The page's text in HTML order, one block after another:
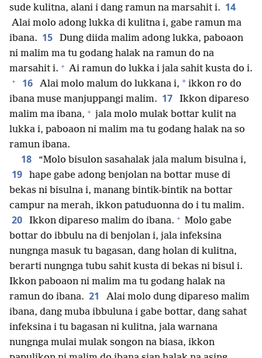
sude kulitna, alani i dang ramun na marsahit i. 14
Alai molo adong lukka di kulitna i, gabe ramun ma
ibana. 15
Dung diida malim adong lukka, paboaon
ni malim ma tu godang halak na ramun do na
marsahit i. + Ai ramun do lukka i jala sahit kusta do i.
+ 16 Alai molo malum do lukkana i, * ikkon ro do
ibana muse manjuppangi malim. 17
Ikkon dipareso
malim ma ibana, + jala molo mulak bottar kulit na
lukka i, paboaon ni malim ma tu godang halak na so
ramun ibana.
18 “Molo bisulon sasahalak jala malum bisulna i,
19
hape gabe adong benjolan na bottar muse di
bekas ni bisulna i, manang bintik-bintik na bottar
campur na merah, ikkon patuduonna do i tu malim.
20 Ikkon dipareso malim do ibana. + Molo gabe
bottar do ibbulu na di benjolan i, jala infeksina
nungnga masuk tu bagasan, dang holan di kulitna,
berarti nungnga tubu sahit kusta di bekas ni bisul i.
Ikkon paboaon ni malim ma tu godang halak na
ramun do ibana. 21
Alai molo dung dipareso malim
ibana, dang muba ibbuluna i gabe bottar, dang sahat
infeksina i tu bagasan ni kulitna, jala warnana
nungnga mulai mulak songon na biasa, ikkon